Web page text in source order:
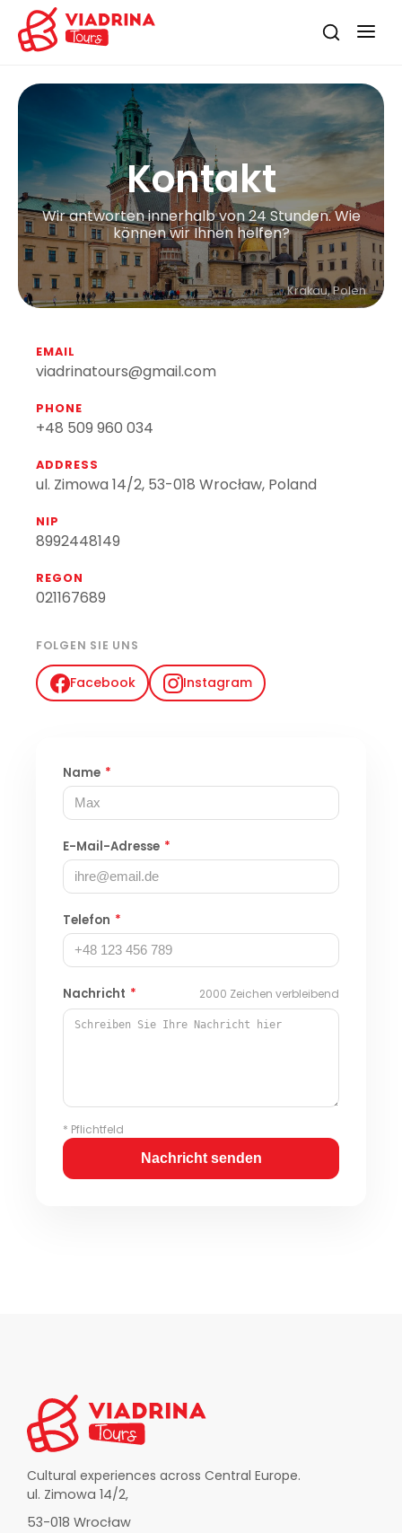
Kontakt
Wir antworten innerhalb von 24 Stunden. Wie
können wir Ihnen helfen?
Krakau, Polen
EMAIL
viadrinatours@gmail.com
PHONE
+48 509 960 034
ADDRESS
ul. Zimowa 14/2, 53-018 Wrocław, Poland
NIP
8992448149
REGON
021167689
FOLGEN SIE UNS
Facebook Instagram
Name *
E-Mail-Adresse *
Telefon *
Nachricht * 2000 Zeichen verbleibend
* Pflichtfeld
Nachricht senden
Cultural experiences across Central Europe.
ul. Zimowa 14/2,
53-018 Wrocław